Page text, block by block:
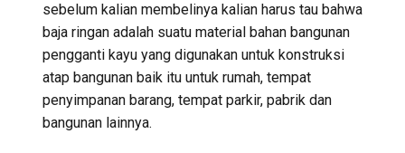
sebelum kalian membelinya kalian harus tau bahwa
baja ringan adalah suatu material bahan bangunan
pengganti kayu yang digunakan untuk konstruksi
atap bangunan baik itu untuk rumah, tempat
penyimpanan barang, tempat parkir, pabrik dan
bangunan lainnya.